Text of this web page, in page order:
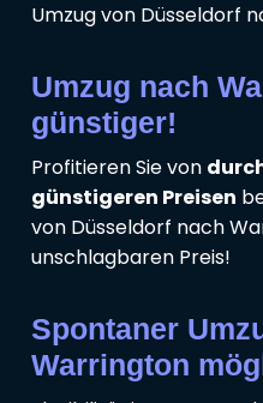
Umzug von Düsseldorf
Umzug nach
günstiger!
Profitieren Sie von
günstigeren Preisen
von Düsseldorf nach
unschlagbaren Preis!
Spontaner
Warrington